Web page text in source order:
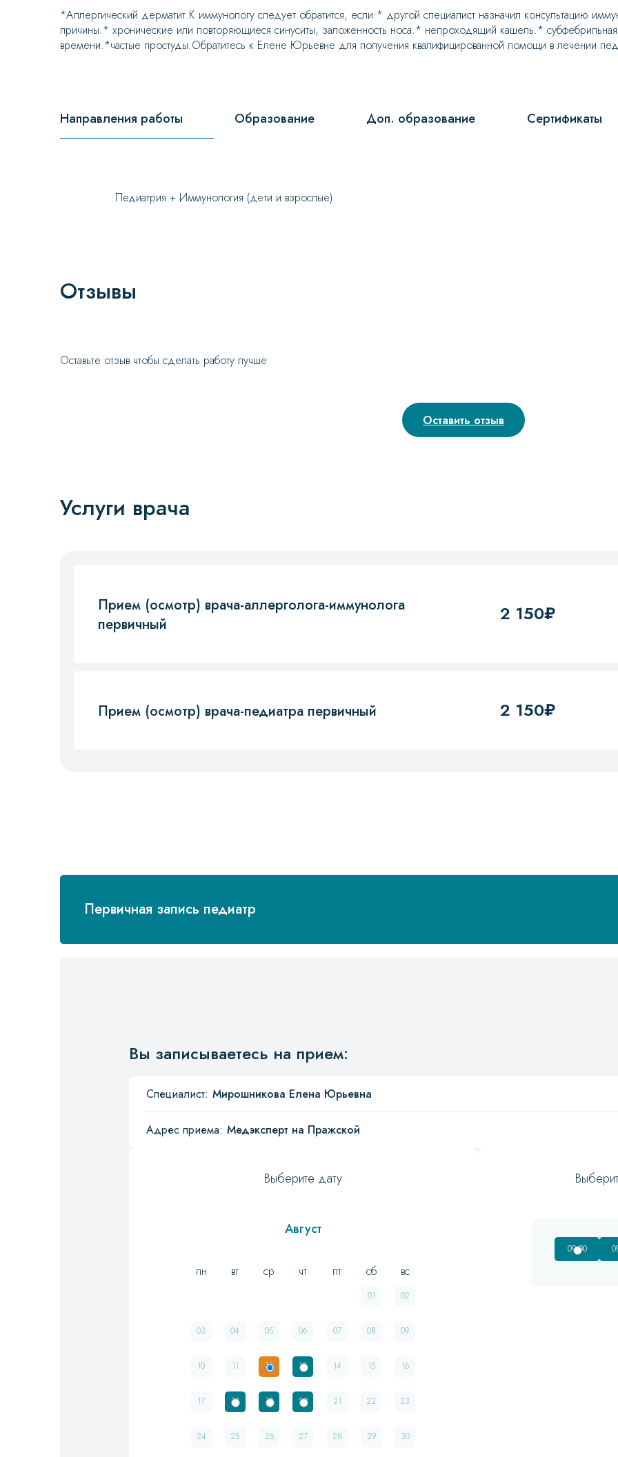
*Аллергический дерматит.К иммунологу следует обратится, если:* другой специалист назначил консультацию
причины.* хронические или повторяющиеся синуситы, заложенность носа.* непроходящий кашель.*
времени.*частые простуды.Обратитесь к Елене Юрьевне для получения квалифицированной помощи в лечении
Направления работы Образование Доп. образование Сертификаты
Педиатрия + Иммунология (дети и взрослые)
Отзывы
Оставьте отзыв чтобы сделать работу лучше
Оставить отзыв
Услуги врача
Прием (осмотр) врача-аллерголога-иммунолога
первичный
2 150₽
Прием (осмотр) врача-педиатра первичный 2 150₽
Первичная запись педиатр
Вы записываетесь на прием:
Специалист: Мирошникова Елена Юрьевна
Адрес приема: Медэксперт на Пражской
Выберите дату
Август
пн вт ср чт пт сб вс
01 02
03 04 05 06 07 08 09
10 11 12 13 14 15 16
17 18 19 20 21 22 23
24 25 26 27 28 29 30
09:00